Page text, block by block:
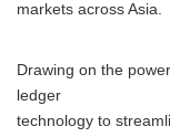
markets across Asia.
Drawing on the
ledger
technology to